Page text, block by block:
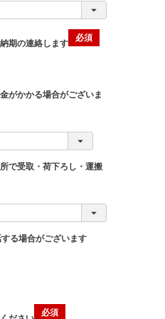
期の連絡します
がかかる場合がございま
で受取・荷下ろし・運搬
る場合がございます